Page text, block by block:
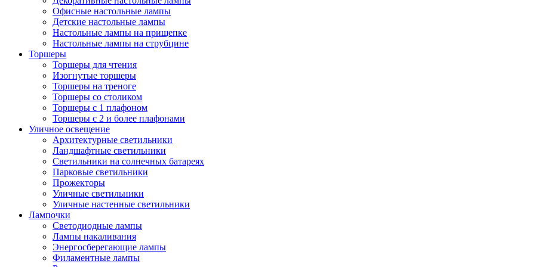
Офисные настольные лампы
Детские настольные лампы
Настольные лампы на прищепке
Настольные лампы на струбцине
Торшеры
Торшеры для чтения
Изогнутые торшеры
Торшеры на треноге
Торшеры со столиком
Торшеры с 1 плафоном
Торшеры с 2 и более плафонами
Уличное освещение
Архитектурные светильники
Ландшафтные светильники
Светильники на солнечных батареях
Парковые светильники
Прожекторы
Уличные светильники
Уличные настенные светильники
Лампочки
Светодиодные лампы
Лампы накаливания
Энергосберегающие лампы
Филаментные лампы